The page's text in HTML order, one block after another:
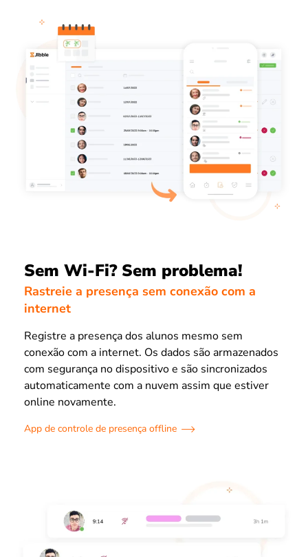
Sem Wi-Fi? Sem problema!
Rastreie a presença sem conexão com a
internet
Registre a presença dos alunos mesmo sem
conexão com a internet. Os dados são armazenados
com segurança no dispositivo e são sincronizados
automaticamente com a nuvem assim que estiver
online novamente.
App de controle de presença offline